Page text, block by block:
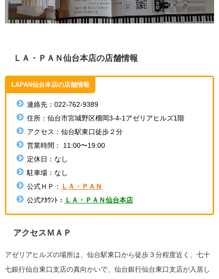
ＬＡ・ＰＡＮ仙台本店の店舗情報
LAPAN仙台本店の店舗情報
連絡先： 022-762-9389
住所： 仙台市宮城野区榴岡3-4-1アゼリアヒルズ1階
アクセス：仙台駅東口徒歩２分
営業時間：
11:00〜19:00
定休日：なし
駐車場：なし
公式ＨＰ：
ＬＡ・ＰＡＮ
公式ｱｶｳﾝﾄ：
ＬＡ・ＰＡＮ仙台本店
アクセスＭＡＰ
アゼリアヒルズの場所は、仙台駅東口から徒歩３分程度近く、七十
七銀行仙台東口支店の真向かいで、仙台銀行仙台東口支店が入居し